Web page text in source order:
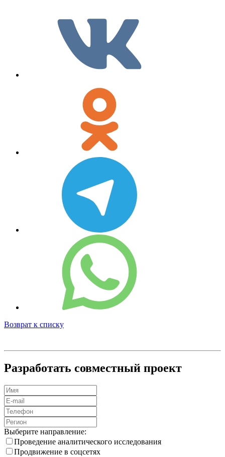
Возврат к списку
Разработать совместный проект
Выберите направление:
Проведение аналитического исследования
Продвижение в соцсетях